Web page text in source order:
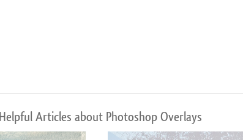
Helpful Articles about Photoshop Overlays